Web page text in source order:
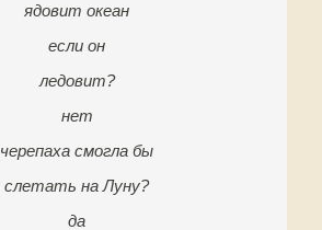
ядовит океан
если он
ледовит?
нет
черепаха смогла бы
слетать на Луну?
да